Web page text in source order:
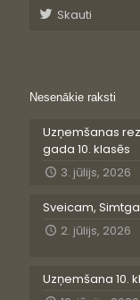
Skauti
Nesenākie raksti
Uzņemšanas
gada 10. klasēs
3. jūlijs, 2026
Sveicam,
2. jūlijs, 2026
Uzņemšana 10.